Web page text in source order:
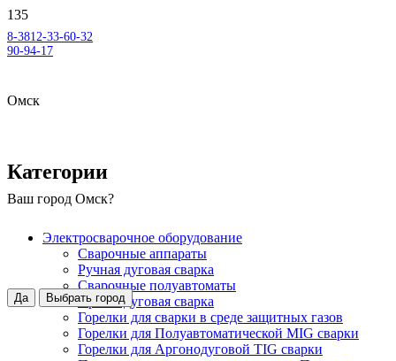
8-3812-33-60-32
90-94-17
Омск
Ваш город Омск?
Да Выбрать город
Категории
Электросварочное оборудование
Сварочные аппараты
Ручная дуговая сварка
Сварочные полуавтоматы
Аргонодуговая сварка
Горелки для сварки в среде защитных газов
Горелки для Полуавтоматической MIG сварки
Горелки для Аргонодуговой TIG сварки